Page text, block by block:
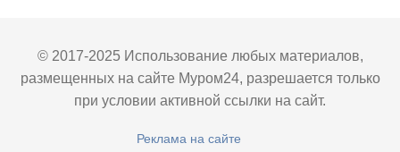
© 2017-2025 Использование любых материалов,
размещенных на сайте Муром24, разрешается только
при условии активной ссылки на сайт.
Реклама на сайте